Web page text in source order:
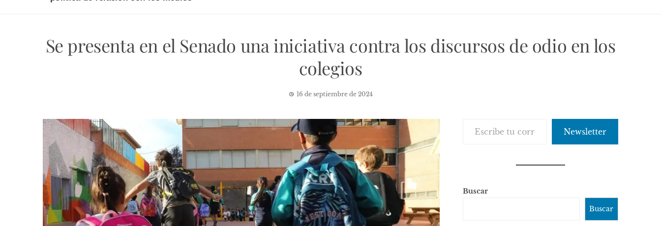
Se presenta en el Senado una iniciativa contra los discursos de odio en los
colegios
16 de septiembre de 2024
Newsletter
Buscar
Buscar